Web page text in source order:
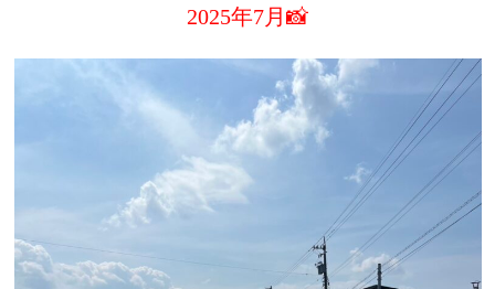
2025年7月📸